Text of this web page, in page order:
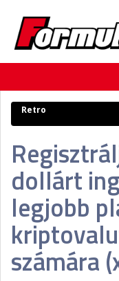
F1
FORMULA
RETRO
PODCAST
LIVE
DIGITÁLIS MAGAZIN
VERSENYNAPTÁRAK
Retro
dollárt
legjobb
számára